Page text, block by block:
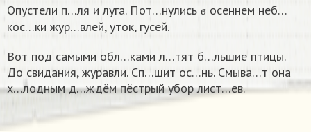
Опустели п…ля и луга. Пот…нулись
в
осеннем неб…
кос…ки жур…влей, уток, гусей.
Вот под самыми обл…ками л…тят б…льшие птицы.
До свидания, журавли. Сп…шит ос…нь. Смыва…т она
х…лодным д…ждём пёстрый убор лист…ев.